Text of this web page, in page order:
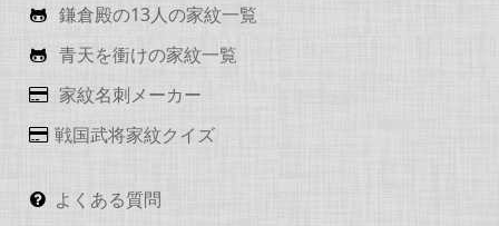
鎌倉殿の13人の家紋一覧
青天を衝けの家紋一覧
家紋名刺メーカー
戦国武将家紋クイズ
よくある質問